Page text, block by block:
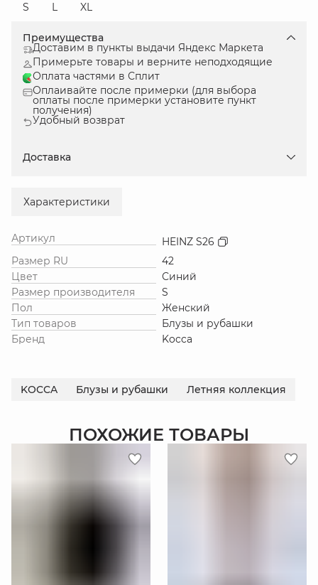
S
L XL
Преимущества
Доставим в пункты выдачи Яндекс Маркета
Примерьте товары и верните неподходящие
Оплата частями в Сплит
Оплаивайте после примерки (для выбора
оплаты после примерки установите пункт
получения)
Удобный возврат
Доставка
Характеристики
Артикул
HEINZ S26
Размер RU
42
Цвет
Синий
Размер производителя
S
Пол
Женский
Тип товаров
Блузы и рубашки
Бренд
Kocca
KOCCA Блузы и рубашки Летняя коллекция
ПОХОЖИЕ ТОВАРЫ